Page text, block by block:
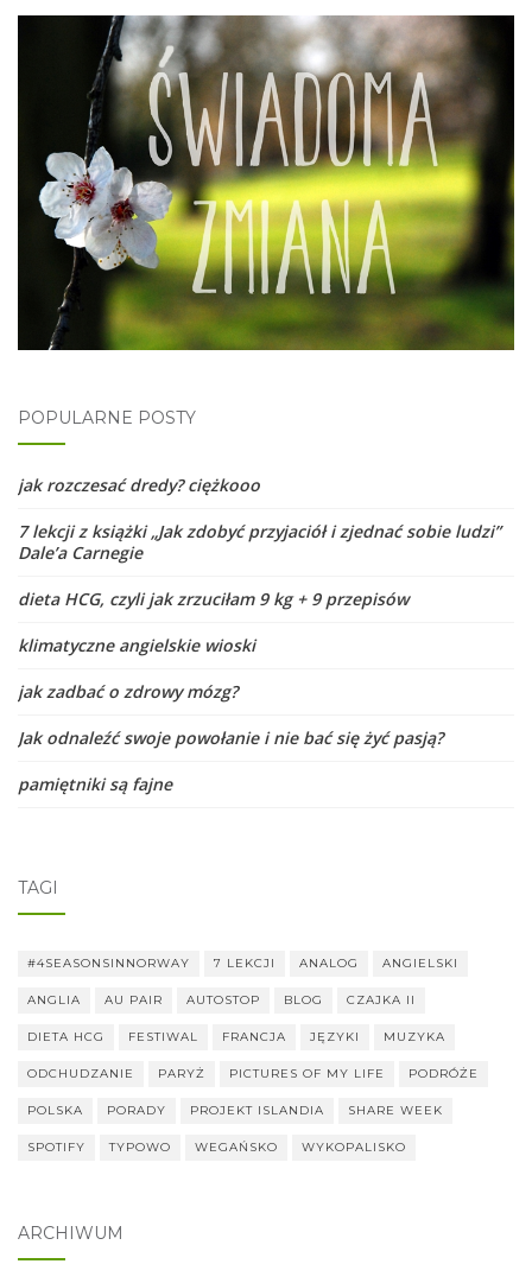
POPULARNE POSTY
jak rozczesać dredy? ciężkooo
7 lekcji z książki „Jak zdobyć przyjaciół i zjednać sobie ludzi”
Dale’a Carnegie
dieta HCG, czyli jak zrzuciłam 9 kg + 9 przepisów
klimatyczne angielskie wioski
jak zadbać o zdrowy mózg?
Jak odnaleźć swoje powołanie i nie bać się żyć pasją?
pamiętniki są fajne
TAGI
#4SEASONSINNORWAY 7 LEKCJI ANALOG ANGIELSKI
ANGLIA AU PAIR AUTOSTOP BLOG CZAJKA II
DIETA HCG FESTIWAL FRANCJA JĘZYKI MUZYKA
ODCHUDZANIE PARYŻ PICTURES OF MY LIFE PODRÓŻE
POLSKA PORADY PROJEKT ISLANDIA SHARE WEEK
SPOTIFY TYPOWO WEGAŃSKO WYKOPALISKO
ARCHIWUM